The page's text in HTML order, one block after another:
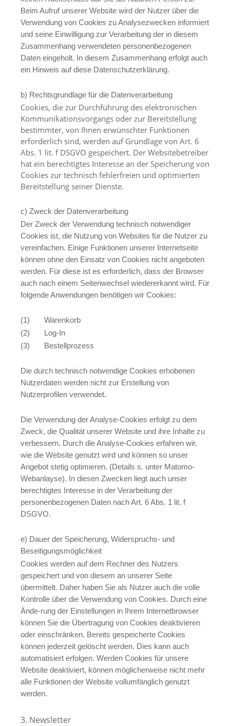
Beim Aufruf unserer Website wird der Nutzer über die
Verwendung von Cookies zu Analysezwecken informiert
und seine Einwilligung zur Verarbeitung der in diesem
Zusammenhang verwendeten personenbezogenen
Daten eingeholt. In diesem Zusammenhang erfolgt auch
ein Hinweis auf diese Datenschutzerklärung.
b) Rechtsgrundlage für die Datenverarbeitung
Cookies, die zur Durchführung des elektronischen
Kommunikationsvorgangs oder zur Bereitstellung
bestimmter, von Ihnen erwünschter Funktionen
erforderlich sind, werden auf Grundlage von Art. 6
Abs. 1 lit. f DSGVO gespeichert. Der Websitebetreiber
hat ein berechtigtes Interesse an der Speicherung von
Cookies zur technisch fehlerfreien und optimierten
Bereitstellung seiner Dienste.
c) Zweck der Datenverarbeitung
Der Zweck der Verwendung technisch notwendiger
Cookies ist, die Nutzung von Websites für die Nutzer zu
vereinfachen. Einige Funktionen unserer Internetseite
können ohne den Einsatz von Cookies nicht angeboten
werden. Für diese ist es erforderlich, dass der Browser
auch nach einem Seitenwechsel wiedererkannt wird. Für
folgende Anwendungen benötigen wir Cookies:
(1) Warenkorb
(2) Log-In
(3) Bestellprozess
Die durch technisch notwendige Cookies erhobenen
Nutzerdaten werden nicht zur Erstellung von
Nutzerprofilen verwendet.
Die Verwendung der Analyse-Cookies erfolgt zu dem
Zweck, die Qualität unserer Website und ihre Inhalte zu
verbessern. Durch die Analyse-Cookies erfahren wir,
wie die Website genutzt wird und können so unser
Angebot stetig optimieren. (Details s. unter Matomo-
Webanlayse). In diesen Zwecken liegt auch unser
berechtigtes Interesse in der Verarbeitung der
personenbezogenen Daten nach Art. 6 Abs. 1 lit. f
DSGVO.
e) Dauer der Speicherung, Widerspruchs- und
Beseitigungsmöglichkeit
Cookies werden auf dem Rechner des Nutzers
gespeichert und von diesem an unserer Seite
übermittelt. Daher haben Sie als Nutzer auch die volle
Kontrolle über die Verwendung von Cookies. Durch eine
Ände-rung der Einstellungen in Ihrem Internetbrowser
können Sie die Übertragung von Cookies deaktivieren
oder einschränken. Bereits gespeicherte Cookies
können jederzeit gelöscht werden. Dies kann auch
automatisiert erfolgen. Werden Cookies für unsere
Website deaktiviert, können möglicherweise nicht mehr
alle Funktionen der Website vollumfänglich genutzt
werden.
3. Newsletter